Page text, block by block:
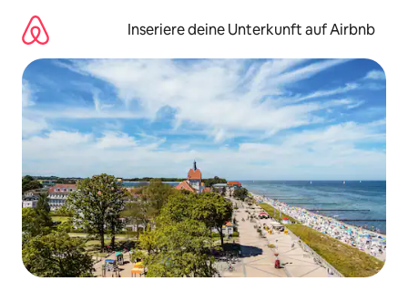
Inhalten
springen
Inseriere deine Unterkunft auf Airbnb